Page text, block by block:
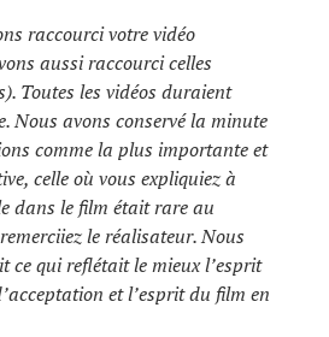
raccourci votre vidéo
aussi raccourci celles
Toutes les vidéos duraient
Nous avons conservé la minute
comme la plus importante et
celle où vous expliquiez à
dans le film était rare au
le réalisateur. Nous
ce qui reflétait le mieux l’esprit
et l’esprit du film en